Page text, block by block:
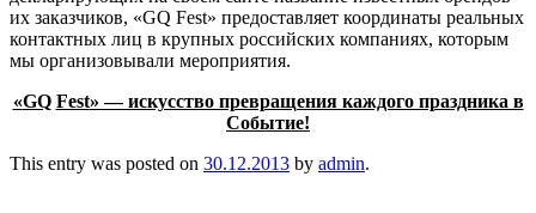
их заказчиков, «GQ Fest» предоставляет координаты реальных
контактных лиц в крупных российских компаниях, которым
мы организовывали мероприятия.
«GQ Fest» — искусство превращения каждого праздника в
Событие!
This entry was posted on 30.12.2013 by admin.